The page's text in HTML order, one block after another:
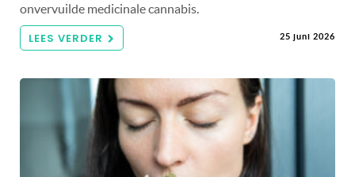
onvervuilde medicinale cannabis.
LEES VERDER 25 juni 2026